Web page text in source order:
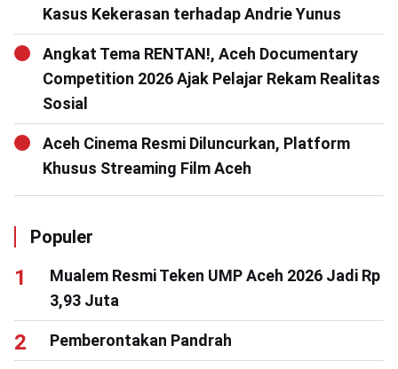
Kasus Kekerasan terhadap Andrie Yunus
Angkat Tema RENTAN!, Aceh Documentary
Competition 2026 Ajak Pelajar Rekam Realitas
Sosial
Aceh Cinema Resmi Diluncurkan, Platform
Khusus Streaming Film Aceh
Populer
Mualem Resmi Teken UMP Aceh 2026 Jadi Rp
3,93 Juta
Pemberontakan Pandrah